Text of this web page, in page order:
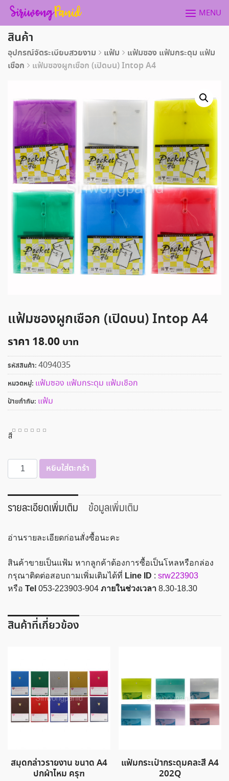
Skip
content
MENU
สินค้า
อุปกรณ์จัดระเบียบสวยงาม แฟ้ม
แฟ้มซอง แฟ้มกระดุม แฟ้ม
เชือก
แฟ้มซองผูกเชือก (เปิดบน) Intop A4
แฟ้มซองผูกเชือก (เปิดบน) Intop A4
ราคา 18.00
รหัสสินค้า: 4094035
หมวดหมู่: แฟ้มซอง แฟ้มกระดุม แฟ้มเชือก
ป้ายกำกับ: แฟ้ม
สี
จำนวน
แฟ้ม
ผูก
เชือก
บน)
A4
ชิ้น
หยิบใส่ตะกร้า
รายละเอียดเพิ่มเติม ข้อมูลเพิ่มเติม
อ่านรายละเอียดก่อนสั่งซื้อนะคะ
สินค้าขายเป็นแฟ้ม หากลูกค้าต้องการซื้อเป็นโหลหรือกล่อง
กรุณาติดต่อสอบถามเพิ่มเติมได้ที่ Line ID : srw223903
หรือ Tel 053-223903-904 ภายในช่วงเวลา 8.30-18.30
สินค้าที่เกี่ยวข้อง
สมุดกล่าวรายงาน ขนาด A4
ปกผ้าไหม ครุฑ
แฟ้มกระเป๋ากระดุมคละสี A4
202Q